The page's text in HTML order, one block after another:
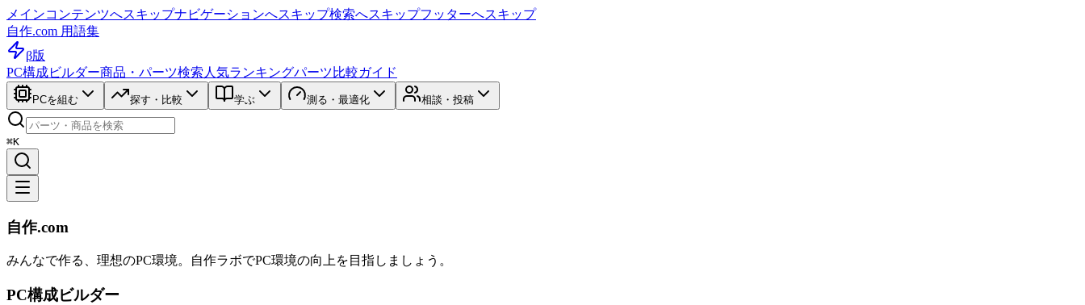
メインコンテンツへスキップナビゲーションへスキップ検索へスキップフッターへスキップ
自作.com 用語集
β版
PC構成ビルダー商品・パーツ検索 人気ランキングパーツ比較ガイド
PCを組む 探す・比較 学ぶ 測る・最適化 相談・投稿
⌘K
自作.com
みんなで作る、理想のPC環境。 自作ラボでPC環境の向上を目指しましょう。
PC構成ビルダー